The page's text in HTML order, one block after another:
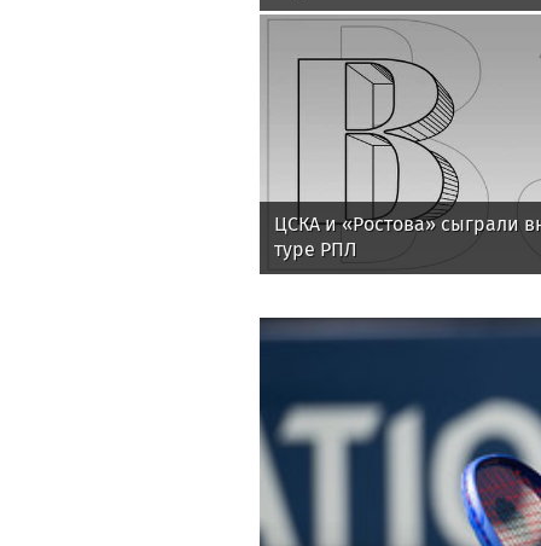
ЦСКА и «Ростова» сыграли
туре РПЛ